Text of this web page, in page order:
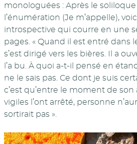
monologuées : Après le
l’énumération (Je m’appelle),
introspective qui courre en une
pages. « Quand il est entré dans
s’est dirigé vers les bières. Il a
l’a bu. À quoi a-t-il pensé en
ne le sais pas. Ce dont je suis
c’est qu’entre le moment de son
vigiles l’ont arrêté, personne
sortirait pas ».